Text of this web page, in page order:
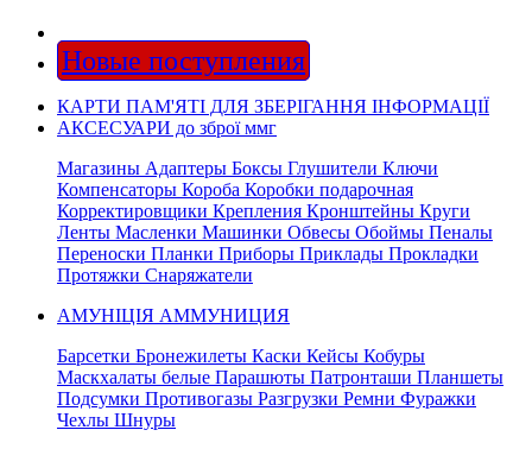
Новые поступления
КАРТИ ПАМ'ЯТІ ДЛЯ ЗБЕРІГАННЯ ІНФОРМАЦІЇ
АКСЕСУАРИ до зброї ммг
Магазины Адаптеры Боксы Глушители Ключи
Компенсаторы Короба Коробки подарочная
Корректировщики Крепления Кронштейны Круги
Ленты Масленки Машинки Обвесы Обоймы Пеналы
Переноски Планки Приборы Приклады Прокладки
Протяжки Снаряжатели
АМУНІЦІЯ АММУНИЦИЯ
Барсетки Бронежилеты Каски Кейсы Кобуры
Маскхалаты белые Парашюты Патронташи Планшеты
Подсумки Противогазы Разгрузки Ремни Фуражки
Чехлы Шнуры